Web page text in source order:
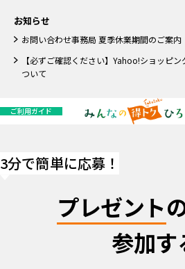
お知らせ
お問い合わせ事務局 夏季休業期間のご案内
【必ずご確認ください】Yahoo!ショッピ
ついて
ご利用ガイド
3分で簡単に応募！
プレゼント
参加す